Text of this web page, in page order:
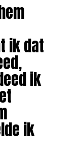
ik dat
ik
ik